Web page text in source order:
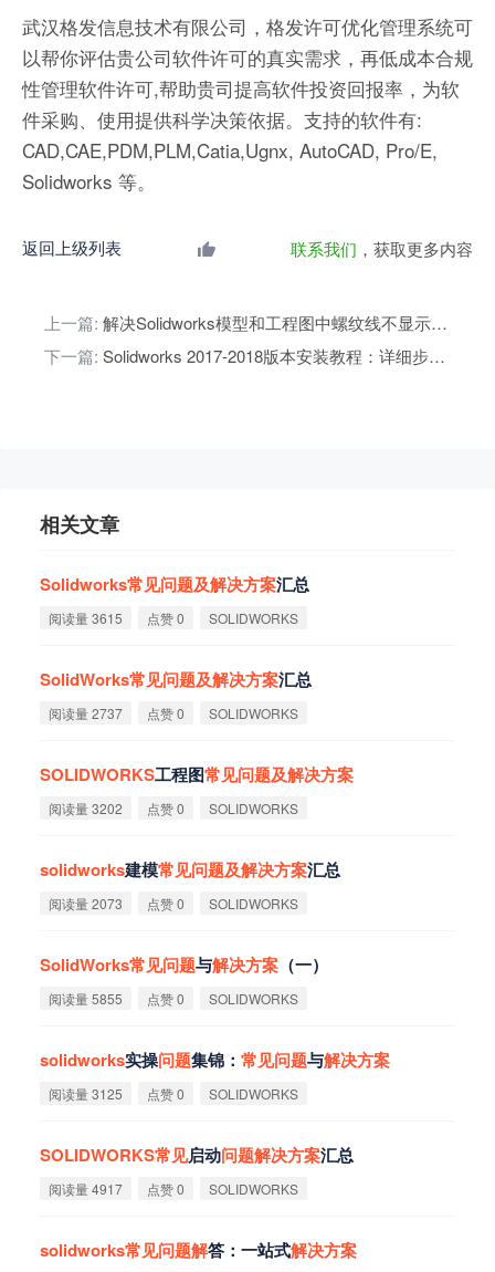
武汉格发信息技术有限公司，格发许可优化管理系统可
以帮你评估贵公司软件许可的真实需求，再低成本合规
性管理软件许可,帮助贵司提高软件投资回报率，为软
件采购、使用提供科学决策依据。支持的软件有:
CAD,CAE,PDM,PLM,Catia,Ugnx, AutoCAD, Pro/E,
Solidworks 等。
返回上级列表 联系我们 ，获取更多内容
上一篇:
解决Solidworks模型和工程图中螺纹线不显示问题
下一篇:
Solidworks 2017-2018版本安装教程：详细步骤与注意事项
相关文章
Solidworks常见问题及解决方案汇总‌
阅读量 3615 点赞 0 SOLIDWORKS
SolidWorks常见问题及解决方案汇总
阅读量 2737 点赞 0 SOLIDWORKS
SOLIDWORKS工程图常见问题及解决方案
阅读量 3202 点赞 0 SOLIDWORKS
solidworks建模常见问题及解决方案汇总
阅读量 2073 点赞 0 SOLIDWORKS
SolidWorks常见问题与解决方案 （一）
阅读量 5855 点赞 0 SOLIDWORKS
solidworks实操问题集锦： 常见问题与解决方案
阅读量 3125 点赞 0 SOLIDWORKS
SOLIDWORKS常见启动问题解决方案汇总
阅读量 4917 点赞 0 SOLIDWORKS
solidworks常见问题解答：一站式解决方案